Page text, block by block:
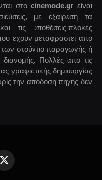
στοcinemode.gr είναι
με εξαίρεση τα
τις υποθέσεις-πλοκές
έχουν μεταφραστεί απο
στούντιο παραγωγής ή
διανομής. Πολλές απο τις
γραφιστικής δημιουργίας
την απόδοση πηγής δεν
X